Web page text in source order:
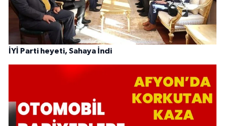
İYİ Parti heyeti, Sahaya İndi